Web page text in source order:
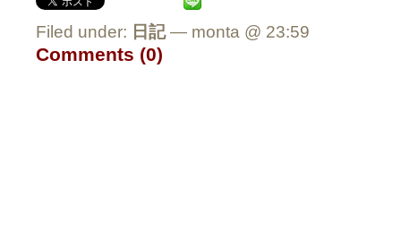
Filed under: 日記— monta @ 23:59
Comments (0)